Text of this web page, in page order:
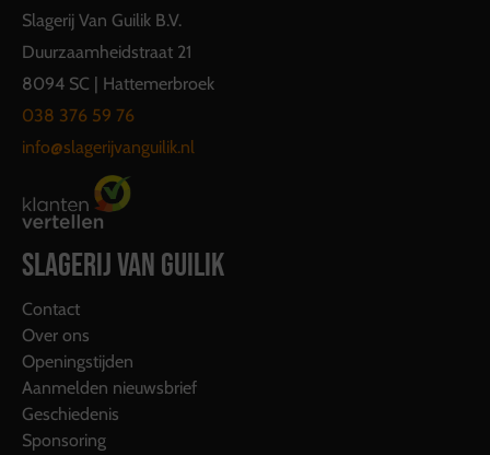
Slagerij Van Guilik B.V.
Duurzaamheidstraat 21
8094 SC | Hattemerbroek
038 376 59 76
info@slagerijvanguilik.nl
SLAGERIJ VAN GUILIK
Contact
Over ons
Openingstijden
Aanmelden nieuwsbrief
Geschiedenis
Sponsoring